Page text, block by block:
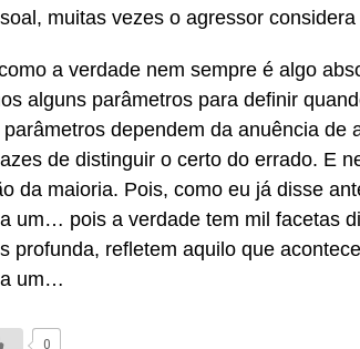
muitas vezes o agressor
a verdade nem sempre é algo
alguns parâmetros para definir
parâmetros dependem da anuência de
de distinguir o certo do errado. E
da maioria. Pois, como eu já disse
um… pois a verdade tem mil facetas
profunda, refletem aquilo que
um…
0